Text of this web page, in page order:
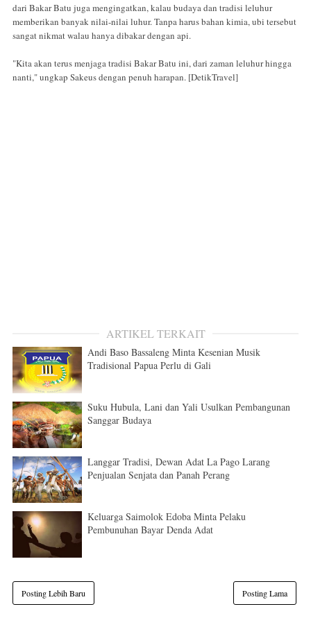
dari Bakar Batu juga mengingatkan, kalau budaya dan tradisi leluhur
memberikan banyak nilai-nilai luhur. Tanpa harus bahan kimia, ubi tersebut
sangat nikmat walau hanya dibakar dengan api.
"Kita akan terus menjaga tradisi Bakar Batu ini, dari zaman leluhur hingga
nanti," ungkap Sakeus dengan penuh harapan. [DetikTravel]
ARTIKEL TERKAIT
Andi Baso Bassaleng Minta Kesenian Musik
Tradisional Papua Perlu di Gali
Suku Hubula, Lani dan Yali Usulkan Pembangunan
Sanggar Budaya
Langgar Tradisi, Dewan Adat La Pago Larang
Penjualan Senjata dan Panah Perang
Keluarga Saimolok Edoba Minta Pelaku
Pembunuhan Bayar Denda Adat
Posting Lebih Baru Posting Lama